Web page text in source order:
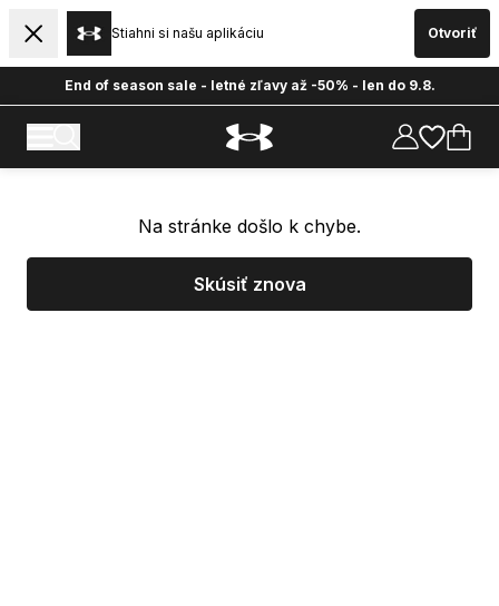
Stiahni si našu aplikáciu Otvoriť
End of season sale - letné zľavy až -50% - len do 9.8.
Na stránke došlo k chybe.
Skúsiť znova